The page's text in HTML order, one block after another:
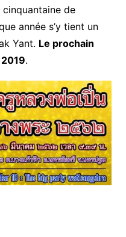
cinquantaine de
année s’y tient un
Yant. Le prochain
.